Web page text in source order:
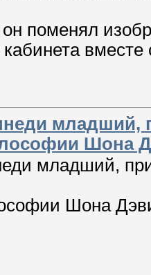
он поменял
младший,
Шона
младший,
Шона